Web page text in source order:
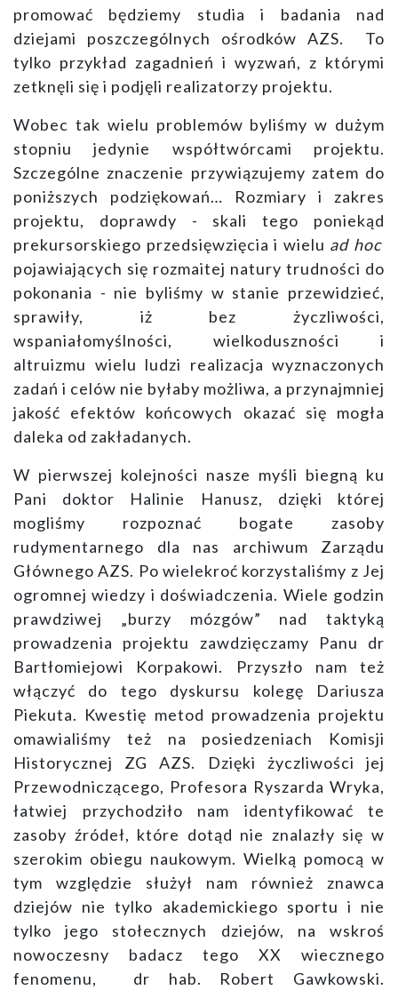
promować będziemy studia i badania nad
dziejami poszczególnych ośrodków AZS. To
tylko przykład zagadnień i wyzwań, z którymi
zetknęli się i podjęli realizatorzy projektu.
Wobec tak wielu problemów byliśmy w dużym
stopniu jedynie współtwórcami projektu.
Szczególne znaczenie przywiązujemy zatem do
poniższych podziękowań… Rozmiary i zakres
projektu, doprawdy - skali tego poniekąd
prekursorskiego przedsięwzięcia i wielu ad hoc
pojawiających się rozmaitej natury trudności do
pokonania - nie byliśmy w stanie przewidzieć,
sprawiły, iż bez życzliwości,
wspaniałomyślności, wielkoduszności i
altruizmu wielu ludzi realizacja wyznaczonych
zadań i celów nie byłaby możliwa, a przynajmniej
jakość efektów końcowych okazać się mogła
daleka od zakładanych.
W pierwszej kolejności nasze myśli biegną ku
Pani doktor Halinie Hanusz, dzięki której
mogliśmy rozpoznać bogate zasoby
rudymentarnego dla nas archiwum Zarządu
Głównego AZS. Po wielekroć korzystaliśmy z Jej
ogromnej wiedzy i doświadczenia. Wiele godzin
prawdziwej „burzy mózgów” nad taktyką
prowadzenia projektu zawdzięczamy Panu dr
Bartłomiejowi Korpakowi. Przyszło nam też
włączyć do tego dyskursu kolegę Dariusza
Piekuta. Kwestię metod prowadzenia projektu
omawialiśmy też na posiedzeniach Komisji
Historycznej ZG AZS. Dzięki życzliwości jej
Przewodniczącego, Profesora Ryszarda Wryka,
łatwiej przychodziło nam identyfikować te
zasoby źródeł, które dotąd nie znalazły się w
szerokim obiegu naukowym. Wielką pomocą w
tym względzie służył nam również znawca
dziejów nie tylko akademickiego sportu i nie
tylko jego stołecznych dziejów, na wskroś
nowoczesny badacz tego XX wiecznego
fenomenu, dr hab. Robert Gawkowski.